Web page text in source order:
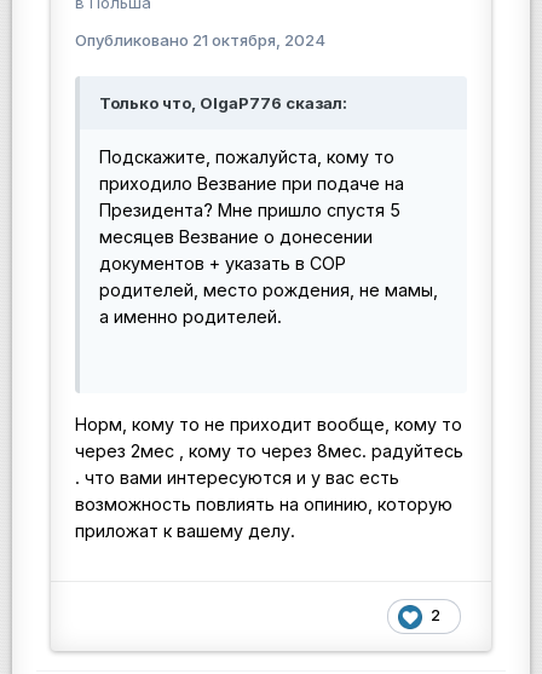
Опубликовано 21 октября, 2024
Только что, OlgaP776 сказал:
Подскажите, пожалуйста, кому то
приходило Везвание при подаче на
Президента? Мне пришло спустя 5
месяцев Везвание о донесении
документов + указать в СОР
родителей, место рождения, не мамы,
а именно родителей.
Норм, кому то не приходит вообще, кому то
через 2мес , кому то через 8мес. радуйтесь
. что вами интересуются и у вас есть
возможность повлиять на опинию, которую
приложат к вашему делу.
2